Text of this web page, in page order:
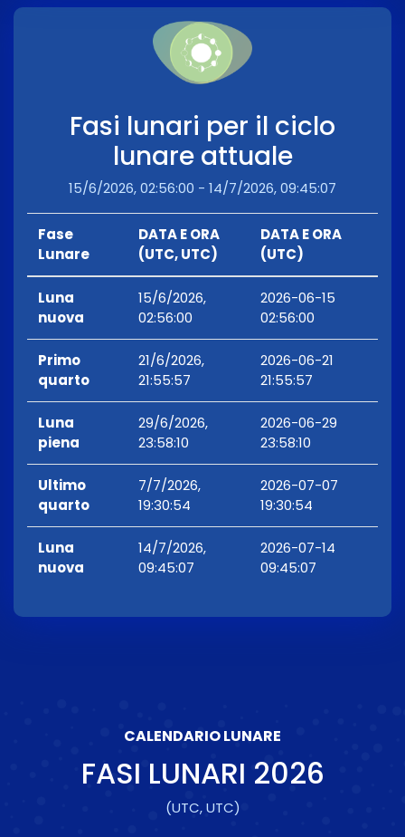
Fasi lunari per il ciclo
lunare attuale
15/6/2026, 02:56:00 - 14/7/2026, 09:45:07
Fase
Lunare
DATA E ORA
(UTC, UTC)
DATA E ORA
(UTC)
Luna
nuova
15/6/2026,
02:56:00
2026-06-15
02:56:00
Primo
quarto
21/6/2026,
21:55:57
2026-06-21
21:55:57
Luna
piena
29/6/2026,
23:58:10
2026-06-29
23:58:10
Ultimo
quarto
7/7/2026,
19:30:54
2026-07-07
19:30:54
Luna
nuova
14/7/2026,
09:45:07
2026-07-14
09:45:07
CALENDARIO LUNARE
FASI LUNARI 2026
(UTC, UTC)